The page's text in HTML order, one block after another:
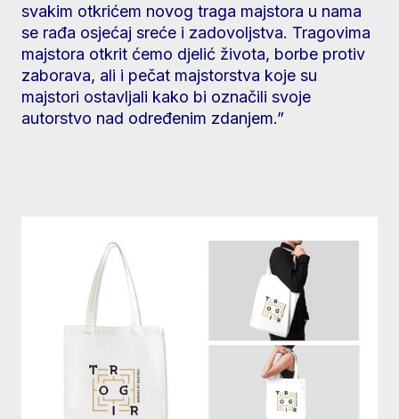
svakim otkrićem novog traga majstora u nama
se rađa osjećaj sreće i zadovoljstva. Tragovima
majstora otkrit ćemo djelić života, borbe protiv
zaborava, ali i pečat majstorstva koje su
majstori ostavljali kako bi označili svoje
autorstvo nad određenim zdanjem.”